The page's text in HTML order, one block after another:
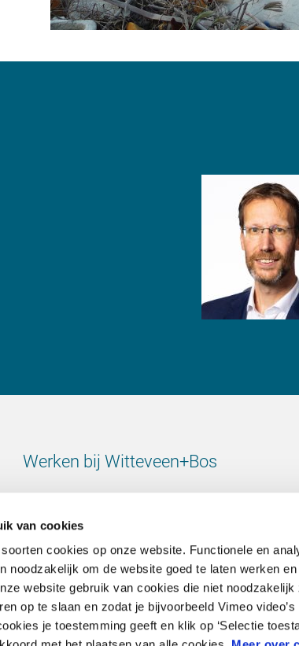
van cookies
cookies op onze website. Functionele en
noodzakelijk om de website goed te laten werken
website gebruik van cookies die niet
op te slaan en zodat je bijvoorbeeld Vimeo
je toestemming geeft en klik op ‘Selectie
Werken bij Witteveen+Bos
Contact
Ga naar onze contactpagina